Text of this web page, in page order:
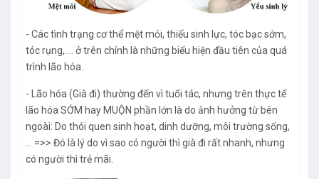
- Các tình trạng cơ thể mệt mỏi, thiếu sinh lực, tóc bạc sớm,
tóc rụng,…. ở trên chính là những biểu hiện đầu tiên của quá
trình lão hóa.
- Lão hóa (Già đi) thường đến vì tuổi tác, nhưng trên thực tế
lão hóa SỚM hay MUỘN phần lớn là do ảnh hưởng từ bên
ngoài: Do thói quen sinh hoạt, dinh dưỡng, môi trường sống,
… =>> Đó là lý do vì sao có người thì già đi rất nhanh, nhưng
có người thì trẻ mãi.